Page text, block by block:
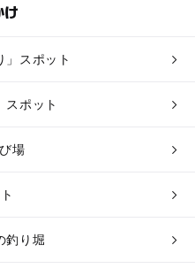
」スポット
スポット
場
釣り堀